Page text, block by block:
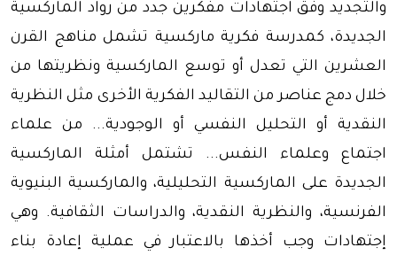
والتجديد وفق اجتهادات مفكرين جدد من رواد الماركسية
الجديدة، كمدرسة فكرية ماركسية تشمل مناهج القرن
العشرين التي تعدل أو توسع الماركسية ونظريتها من
خلال دمج عناصر من التقاليد الفكرية الأخرى مثل النظرية
النقدية أو التحليل النفسي أو الوجودية... من علماء
اجتماع وعلماء النفس... تشتمل أمثلة الماركسية
الجديدة على الماركسية التحليلية، والماركسية البنيوية
الفرنسية، والنظرية النقدية، والدراسات الثقافية. وهي
إجتهادات وجب أخذها بالاعتبار في عملية إعادة بناء